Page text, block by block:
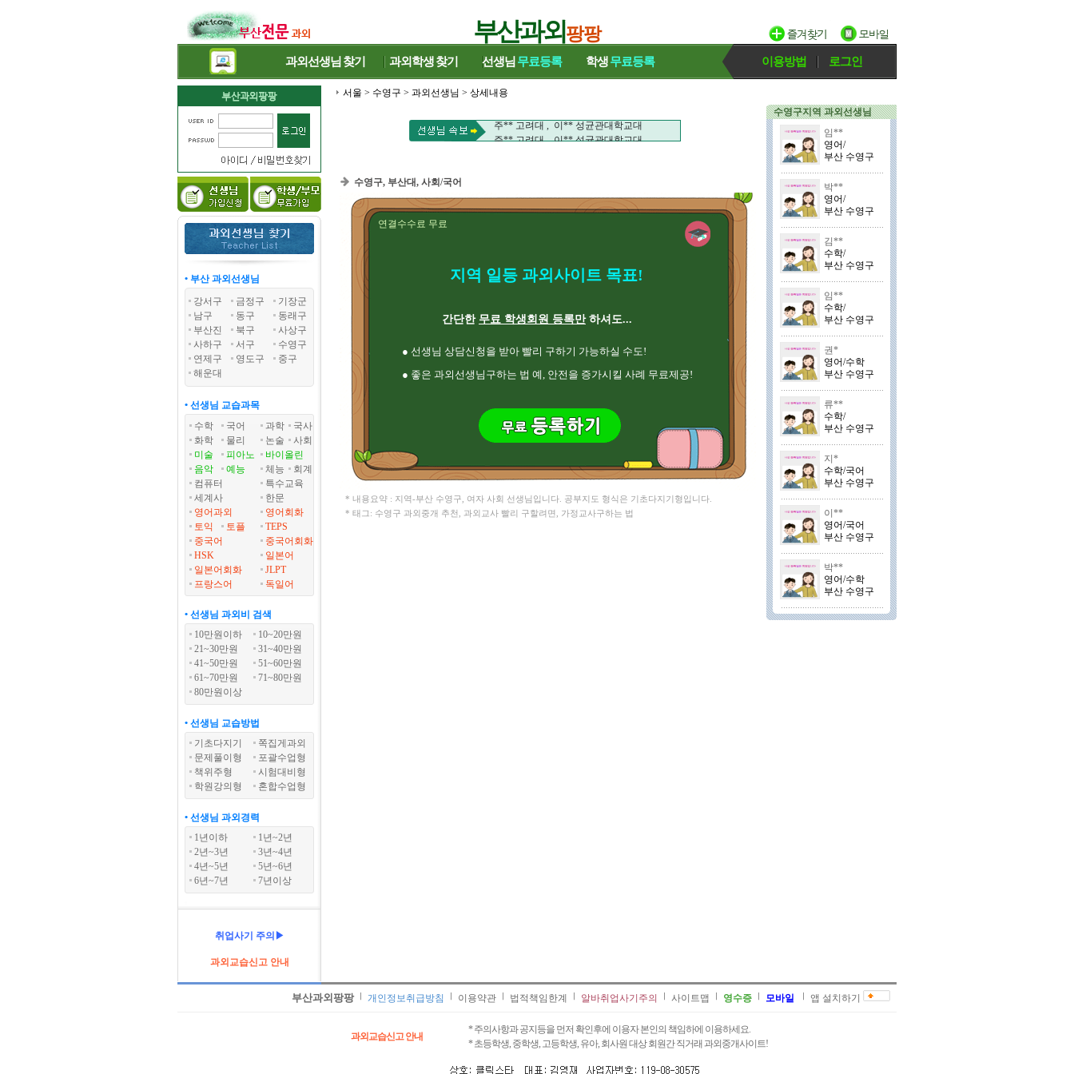
부산과외팡팡
과외선생님 찾기 과외학생찾기 선생님 무료등록 학생무료등록 이용방법 로그인
• 부산 과외선생님
강서구
금정구
기장군
남구
동구
동래구
부산진
북구
사상구
사하구
서구
수영구
연제구
영도구
중구
해운대
• 선생님 교습과목
수학
국어 과학
국사
화학
물리 논술
사회
미술
피아노
바이올린
음악
예능 체능
회계
컴퓨터
특수교육
세계사
한문
영어과외
영어회화
토익
토플
TEPS
중국어
중국어회화
HSK
일본어
일본어회화
JLPT
프랑스어
독일어
• 선생님 과외비 검색
10만원이하
10~20만원
21~30만원
31~40만원
41~50만원
51~60만원
61~70만원
71~80만원
80만원이상
• 선생님 교습방법
기초다지기
쪽집게과외
문제풀이형
포괄수업형
책위주형
시험대비형
학원강의형
혼합수업형
• 선생님 과외경력
1년이하
1년~2년
2년~3년
3년~4년
4년~5년
5년~6년
6년~7년
7년이상
취업사기 주의▶
과외교습신고 안내
서울 > 수영구 > 과외선생님 > 상세내용
주** 고려대 , 이** 성균관대학교대
주** 고려대 , 이** 성균관대학교대
수영구, 부산대, 사회/국어
연결수수료 무료
지역 일등 과외사이트 목표!
간단한 무료 학생회원 등록만하셔도...
● 선생님 상담신청을 받아 빨리 구하기 가능하실 수도!
● 좋은 과외선생님구하는 법 예, 안전을 증가시킬 사례 무료제공!
* 내용요약 : 지역-부산 수영구, 여자 사회 선생님입니다. 공부지도 형식은 기초다지기형입니다.
* 태그: 수영구 과외중개 추천, 과외교사 빨리 구할려면, 가정교사구하는 법
수영구지역 과외선생님
임**
영어/
부산 수영구
박**
영어/
부산 수영구
김**
수학/
부산 수영구
임**
수학/
부산 수영구
권*
영어/수학
부산 수영구
류**
수학/
부산 수영구
지*
수학/국어
부산 수영구
이**
영어/국어
부산 수영구
박**
영어/수학
부산 수영구
부산과외팡팡 개인정보취급방침 이용약관 법적책임한계 알바취업사기주의 사이트맵 영수증 모바일 앱 설치하기
과외교습신고 안내
* 주의사항과 공지등을 먼저 확인후에 이용자 본인의 책임하에 이용하세요.
* 초등학생, 중학생, 고등학생, 유아, 회사원 대상 회원간 직거래 과외중개사이트!